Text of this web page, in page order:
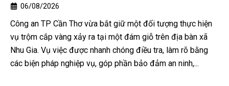
06/08/2026
Công an TP Cần Thơ vừa bắt giữ một đối tượng thực hiện
vụ trộm cắp vàng xảy ra tại một đám giỗ trên địa bàn xã
Nhu Gia. Vụ việc được nhanh chóng điều tra, làm rõ bằng
các biện pháp nghiệp vụ, góp phần bảo đảm an ninh,...